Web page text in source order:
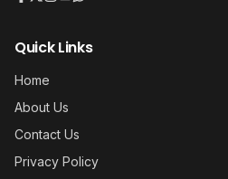
Quick Links
Home
About Us
Contact Us
Privacy Policy